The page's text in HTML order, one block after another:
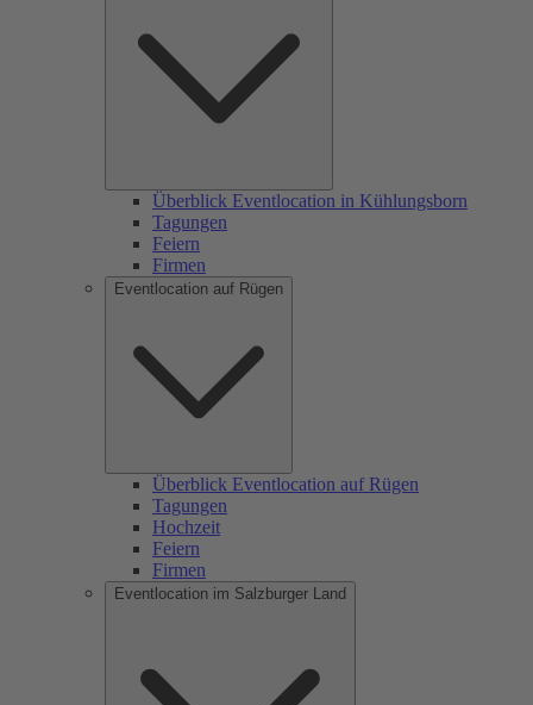
Überblick Eventlocation in Kühlungsborn
Tagungen
Feiern
Firmen
Eventlocation auf Rügen
Überblick Eventlocation auf Rügen
Tagungen
Hochzeit
Feiern
Firmen
Eventlocation im Salzburger Land